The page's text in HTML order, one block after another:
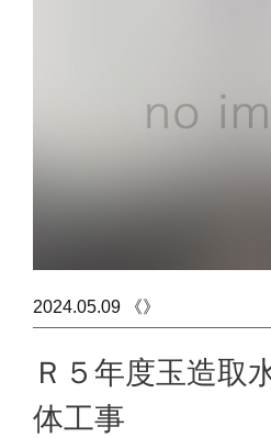
2024.05.09 《》
Ｒ５年度玉造取
体工事